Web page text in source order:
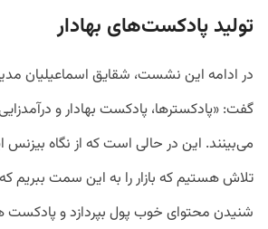
تولید پادکست‌های بهادار
در ادامه این نشست، شقایق اسماعیلیان
گفت: «پادکسترها، پادکست بهادار و
می‌بینند. این در حالی است که از نگاه بیزنس
تلاش هستیم که بازار را به این سمت ببریم
شنیدن محتوای خوب پول بپردازد و